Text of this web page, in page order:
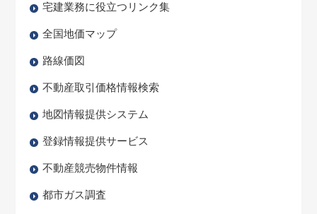
宅建業務に役立つリンク集
全国地価マップ
路線価図
不動産取引価格情報検索
地図情報提供システム
登録情報提供サービス
不動産競売物件情報
都市ガス調査